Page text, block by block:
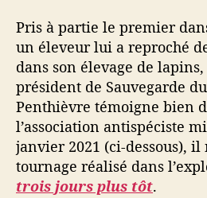
Pris à partie le premier
un éleveur lui a reproché
dans son élevage de
président de Sauvegarde
Penthièvre témoigne bien
l’association antispéciste
janvier 2021 (ci-dessous), il
tournage réalisé dans
trois jours plus tôt.